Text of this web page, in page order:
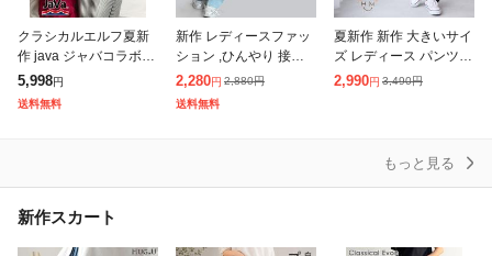
クラシカルエルフ夏新
作 java ジャバコラボ ボ
トムス パンツ レディー
ス ヒッコリータック デ
ザイン ボリュームパン
5,998円
送料無料
新作 レディースファッ
ション ,ひんやり 接触
冷感 ワイドデニム UV
カット 涼感ワイドパン
ツ デニムパンツ ウエス
2,280円 2,880円
送料無料
夏新作 新作 大きいサイ
ズ レディース パンツ |
<撥水加工でストレスフ
2,990円 3,490円
もっと見る
新作スカート